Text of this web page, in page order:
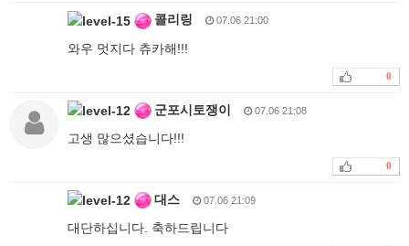
콜리링 07.06 21:00
와우 멋지다 츄카해!!!
0
군포시토쟁이 07.06 21:08
고생 많으셨습니다!!!
0
대스 07.06 21:09
대단하십니다. 축하드립니다